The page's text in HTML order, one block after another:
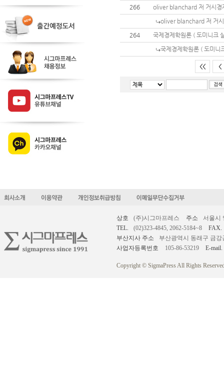
266
oliver blanchard 저 거시경
oliver blanchard 저 거시
264
국제경제학원론 ( 도미니크
국제경제학원론 ( 도미니
<< <
상호 (주)시그마프레스 주소
서울시
TEL.
(02)323-4845, 2062-5184~8
FAX.
부산지사 주소
부산광역시 동래구 금강
사업자등록번호
105-86-53219 E-mail.
Copyright © SigmaPress All Rights